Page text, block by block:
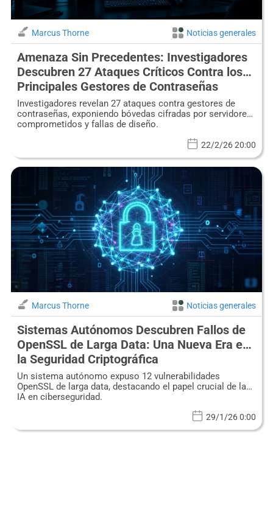
Marcus Thorne Noticias generales
Amenaza Sin Precedentes: Investigadores
Descubren 27 Ataques Críticos Contra los
Principales Gestores de Contraseñas
Investigadores revelan 27 ataques contra gestores de
contraseñas, exponiendo bóvedas cifradas por servidores
comprometidos y fallas de diseño.
22/2/26 20:00
Marcus Thorne Noticias generales
Sistemas Autónomos Descubren Fallos de
OpenSSL de Larga Data: Una Nueva Era en
la Seguridad Criptográfica
Un sistema autónomo expuso 12 vulnerabilidades
OpenSSL de larga data, destacando el papel crucial de la
IA en ciberseguridad.
29/1/26 0:00